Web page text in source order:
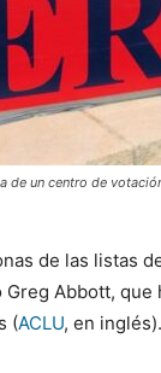
un centro de
de las listas
Abbott,
(ACLU, en inglés).